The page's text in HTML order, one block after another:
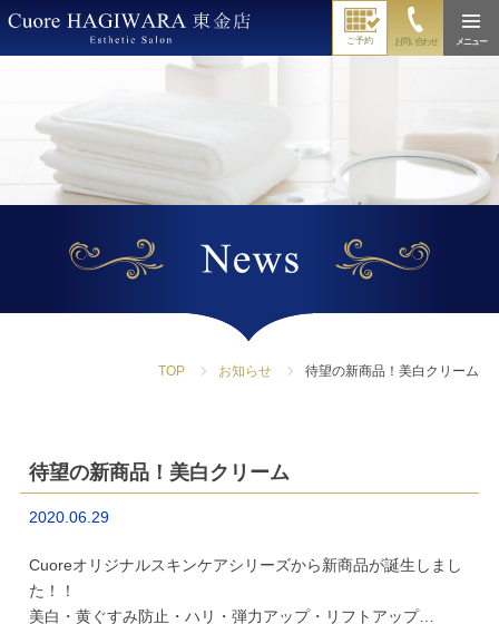
ご予約 お問い合わせ メニュー
TOP お知らせ 待望の新商品！美白クリーム
待望の新商品！美白クリーム
2020.06.29
Cuoreオリジナルスキンケアシリーズから新商品が誕生しまし
た！！
美白・黄ぐすみ防止・ハリ・弾力アップ・リフトアップ…